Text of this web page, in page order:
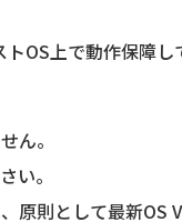
OS上で動作保障
ん。
い。
原則として最新OS